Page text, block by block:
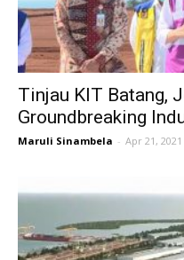
Tinjau KIT Batang,
Groundbreaking
Maruli Sinambela - Apr 21, 2021